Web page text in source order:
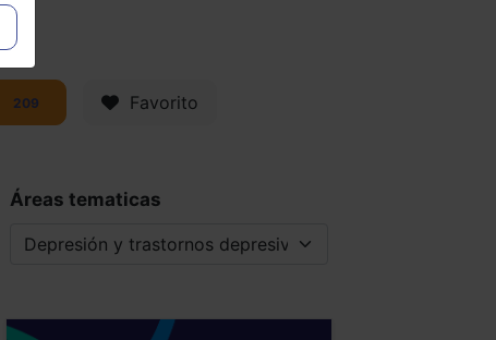
209 Favorito
Áreas tematicas